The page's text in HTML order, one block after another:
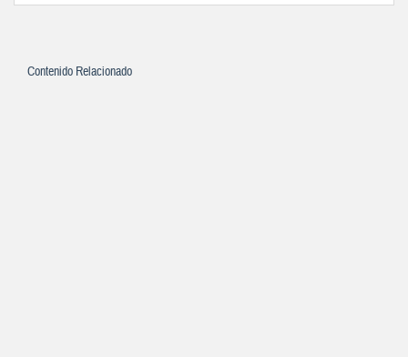
Contenido Relacionado